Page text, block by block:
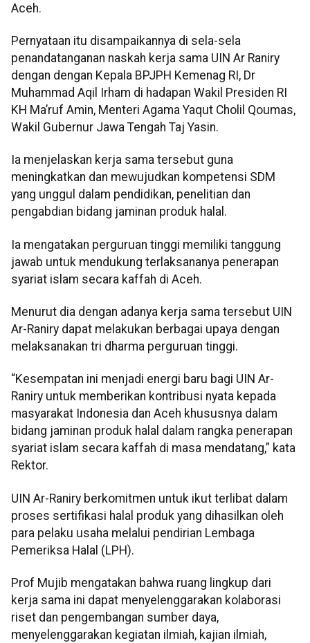
Aceh.
Pernyataan itu disampaikannya di sela-sela
penandatanganan naskah kerja sama UIN Ar Raniry
dengan dengan Kepala BPJPH Kemenag RI, Dr
Muhammad Aqil Irham di hadapan Wakil Presiden RI
KH Ma’ruf Amin, Menteri Agama Yaqut Cholil Qoumas,
Wakil Gubernur Jawa Tengah Taj Yasin.
Ia menjelaskan kerja sama tersebut guna
meningkatkan dan mewujudkan kompetensi SDM
yang unggul dalam pendidikan, penelitian dan
pengabdian bidang jaminan produk halal.
Ia mengatakan perguruan tinggi memiliki tanggung
jawab untuk mendukung terlaksananya penerapan
syariat islam secara kaffah di Aceh.
Menurut dia dengan adanya kerja sama tersebut UIN
Ar-Raniry dapat melakukan berbagai upaya dengan
melaksanakan tri dharma perguruan tinggi.
“Kesempatan ini menjadi energi baru bagi UIN Ar-
Raniry untuk memberikan kontribusi nyata kepada
masyarakat Indonesia dan Aceh khususnya dalam
bidang jaminan produk halal dalam rangka penerapan
syariat islam secara kaffah di masa mendatang,” kata
Rektor.
UIN Ar-Raniry berkomitmen untuk ikut terlibat dalam
proses sertifikasi halal produk yang dihasilkan oleh
para pelaku usaha melalui pendirian Lembaga
Pemeriksa Halal (LPH).
Prof Mujib mengatakan bahwa ruang lingkup dari
kerja sama ini dapat menyelenggarakan kolaborasi
riset dan pengembangan sumber daya,
menyelenggarakan kegiatan ilmiah, kajian ilmiah,